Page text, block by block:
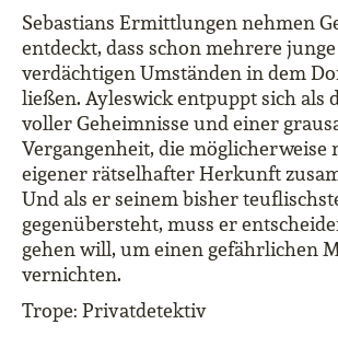
Sebastians Ermittlungen nehmen
entdeckt, dass schon mehrere
verdächtigen Umständen in dem
ließen. Ayleswick entpuppt sich als
voller Geheimnisse und einer
Vergangenheit, die möglicherweise
eigener rätselhafter Herkunft
Und als er seinem bisher
gegenübersteht, muss er
gehen will, um einen gefährlichen
vernichten.
Trope: Privatdetektiv